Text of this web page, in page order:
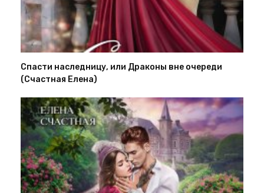
Спасти наследницу, или Драконы вне очереди
(Счастная Елена)